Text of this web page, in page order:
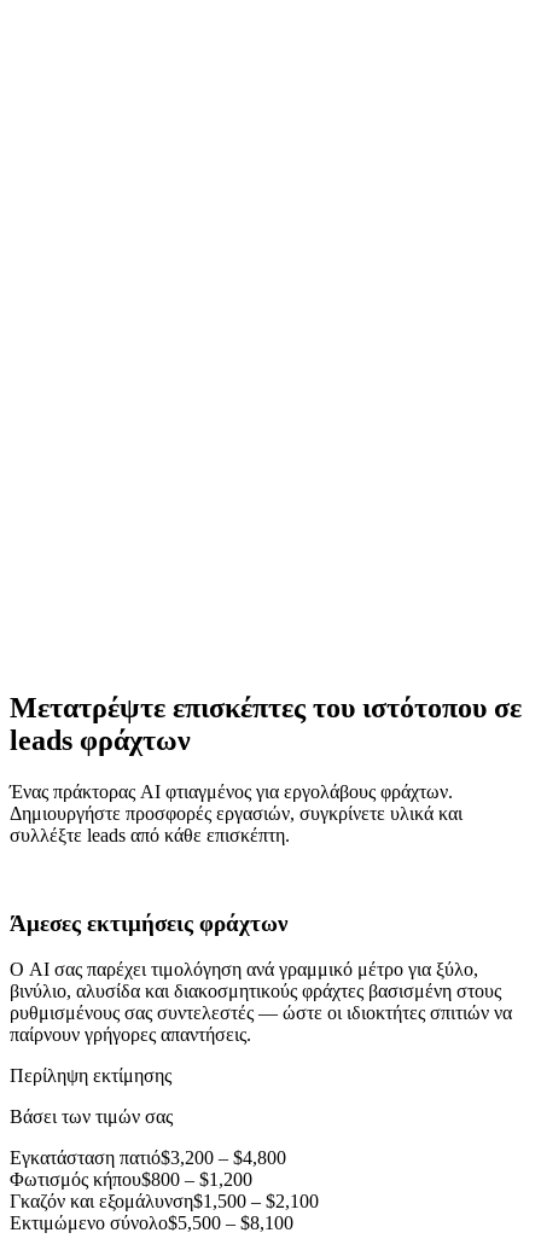
Μετατρέψτε επισκέπτες του ιστότοπου σε
leads φράχτων
Ένας πράκτορας AI φτιαγμένος για εργολάβους φράχτων.
Δημιουργήστε προσφορές εργασιών, συγκρίνετε υλικά και
συλλέξτε leads από κάθε επισκέπτη.
Άμεσες εκτιμήσεις φράχτων
Ο AI σας παρέχει τιμολόγηση ανά γραμμικό μέτρο για ξύλο,
βινύλιο, αλυσίδα και διακοσμητικούς φράχτες βασισμένη στους
ρυθμισμένους σας συντελεστές — ώστε οι ιδιοκτήτες σπιτιών να
παίρνουν γρήγορες απαντήσεις.
Περίληψη εκτίμησης
Βάσει των τιμών σας
Εγκατάσταση πατιό$3,200 – $4,800
Φωτισμός κήπου$800 – $1,200
Γκαζόν και εξομάλυνση$1,500 – $2,100
Εκτιμώμενο σύνολο$5,500 – $8,100